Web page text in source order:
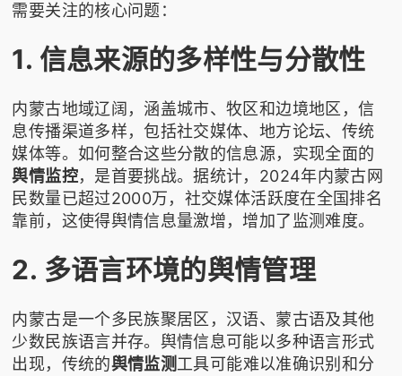
需要关注的核心问题：
1. 信息来源的多样性与分散性
内蒙古地域辽阔，涵盖城市、牧区和边境地区，信
息传播渠道多样，包括社交媒体、地方论坛、传统
媒体等。如何整合这些分散的信息源，实现全面的
舆情监控，是首要挑战。据统计，2024年内蒙古网
民数量已超过2000万，社交媒体活跃度在全国排名
靠前，这使得舆情信息量激增，增加了监测难度。
2. 多语言环境的舆情管理
内蒙古是一个多民族聚居区，汉语、蒙古语及其他
少数民族语言并存。舆情信息可能以多种语言形式
出现，传统的舆情监测工具可能难以准确识别和分